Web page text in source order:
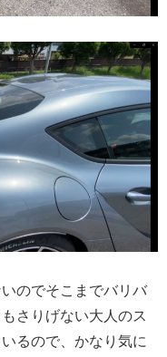
のでそこまでバリバ
さりげない大人のス
るので、かなり気に